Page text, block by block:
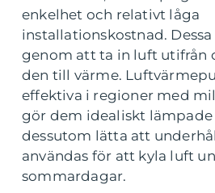
enkelhet och relativt låga
installationskostnad.
genom att ta in luft utifrån
den till värme.
effektiva i regioner med
gör dem idealiskt lämpade
dessutom lätta att
användas för att kyla luft
sommardagar.